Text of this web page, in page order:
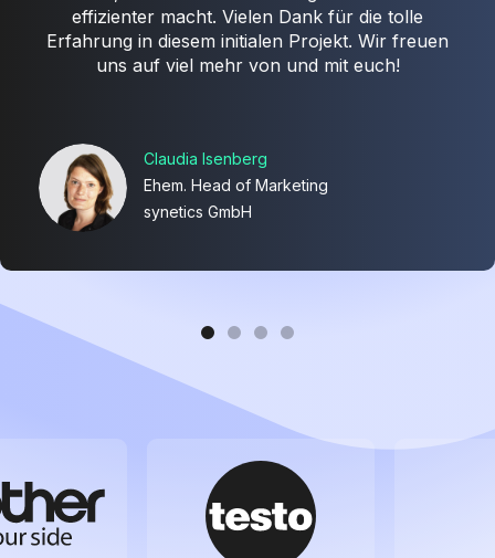
effizienter macht. Vielen Dank für die tolle
Erfahrung in diesem initialen Projekt. Wir freuen
uns auf viel mehr von und mit euch!
Claudia Isenberg
Ehem. Head of Marketing
synetics GmbH